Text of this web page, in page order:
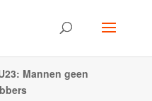
Mannen geen